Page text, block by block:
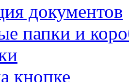
документов
папки и
кнопке